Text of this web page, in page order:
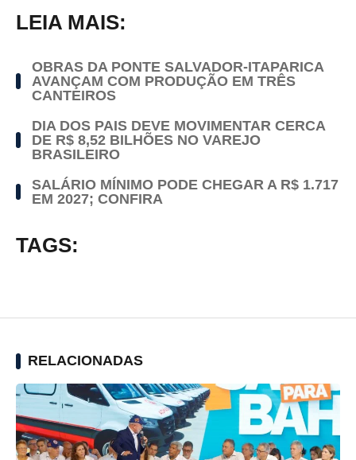
LEIA MAIS:
OBRAS DA PONTE SALVADOR-ITAPARICA
AVANÇAM COM PRODUÇÃO EM TRÊS
CANTEIROS
DIA DOS PAIS DEVE MOVIMENTAR CERCA
DE R$ 8,52 BILHÕES NO VAREJO
BRASILEIRO
SALÁRIO MÍNIMO PODE CHEGAR A R$ 1.717
EM 2027; CONFIRA
TAGS:
RELACIONADAS